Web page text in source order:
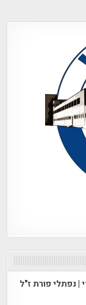
| נפתלי פורת ז"ל